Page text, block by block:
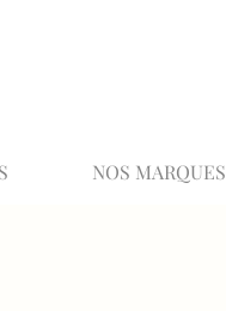
NOS MARQUES